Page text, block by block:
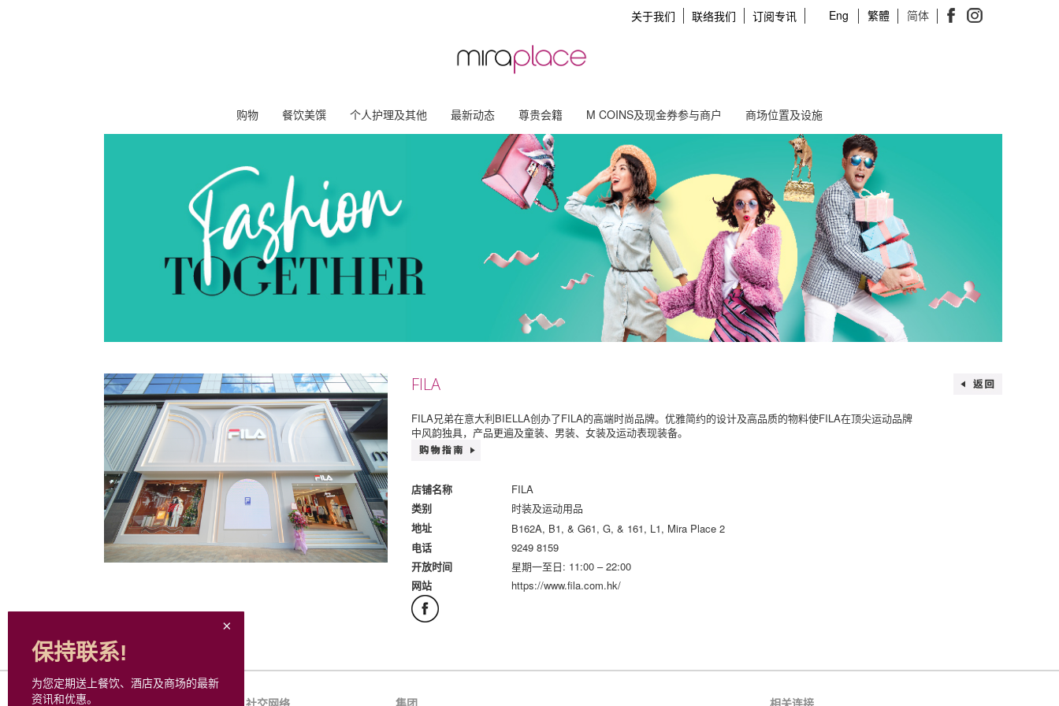
Eng 繁體 简体
关于我们 联络我们 订阅专讯
购物 餐饮美馔 个人护理及其他 最新动态 尊贵会籍 M COINS及现金券参与商户 商场位置及设施
FILA
FILA兄弟在意大利BIELLA创办了FILA的高端时尚品牌。优雅简约的设计及高品质的物料使FILA在顶尖运动品牌
中风韵独具，产品更遍及童装、男装、女装及运动表现装备。
店铺名称 FILA
类别 时装及运动用品
地址 B162A, B1, & G61, G, & 161, L1, Mira Place 2
电话 9249 8159
开放时间 星期一至日: 11:00 – 22:00
网站 https://www.fila.com.hk/
保持联系!
为您定期送上餐饮、酒店及商场的最新
资讯和优惠。